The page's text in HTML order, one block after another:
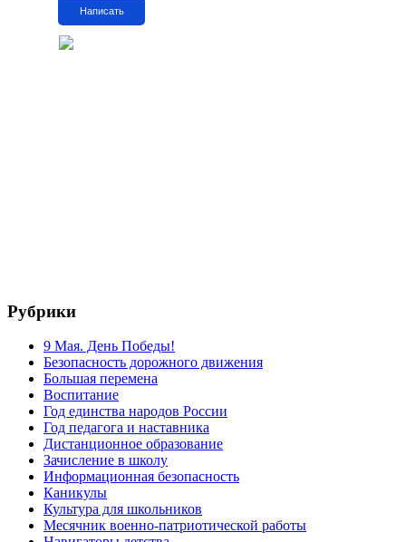
Написать
Рубрики
9 Мая. День Победы!
Безопасность дорожного движения
Большая перемена
Воспитание
Год единства народов России
Год педагога и наставника
Дистанционное образование
Зачисление в школу
Информационная безопасность
Каникулы
Культура для школьников
Месячник военно-патриотической работы